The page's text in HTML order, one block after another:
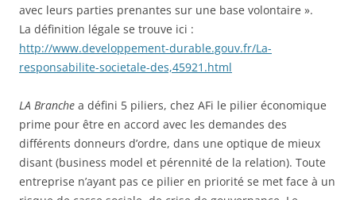
avec leurs parties prenantes sur une base volontaire ».
La définition légale se trouve ici :
http://www.developpement-durable.gouv.fr/La-
responsabilite-societale-des,45921.html
LA Branche a défini 5 piliers, chez AFi le pilier économique
prime pour être en accord avec les demandes des
différents donneurs d’ordre, dans une optique de mieux
disant (business model et pérennité de la relation). Toute
entreprise n’ayant pas ce pilier en priorité se met face à un